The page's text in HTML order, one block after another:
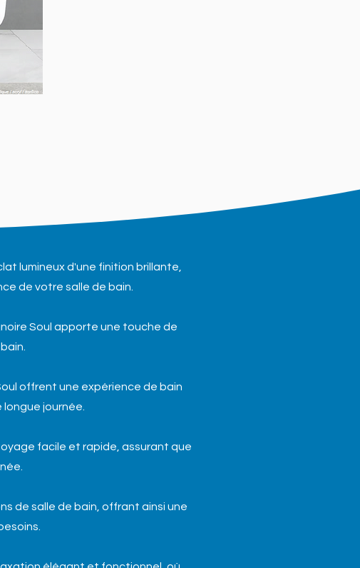
lumineux d'une finition brillante,
de votre salle de bain.
Soul apporte une touche de
offrent une expérience de bain
journée.
facile et rapide, assurant que
de salle de bain, offrant ainsi une